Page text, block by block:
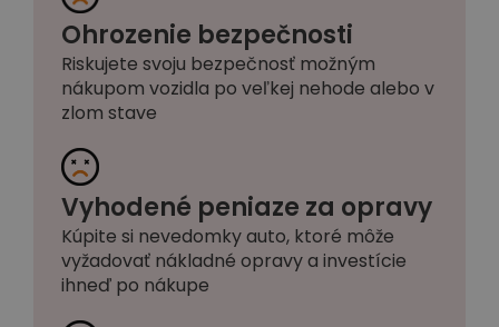
Ohrozenie bezpečnosti
Riskujete svoju bezpečnosť možným
nákupom vozidla po veľkej nehode alebo v
zlom stave
Vyhodené peniaze za opravy
Kúpite si nevedomky auto, ktoré môže
vyžadovať nákladné opravy a investície
ihneď po nákupe